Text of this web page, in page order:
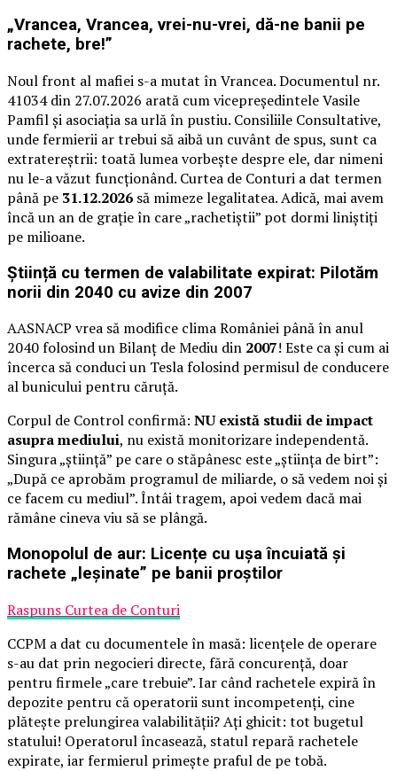
„Vrancea, Vrancea, vrei-nu-vrei, dă-ne banii pe
rachete, bre!”
Noul front al mafiei s-a mutat în Vrancea. Documentul nr.
41034 din 27.07.2026 arată cum vicepreședintele Vasile
Pamfil și asociația sa urlă în pustiu. Consiliile Consultative,
unde fermierii ar trebui să aibă un cuvânt de spus, sunt ca
extratereștrii: toată lumea vorbește despre ele, dar nimeni
nu le-a văzut funcționând. Curtea de Conturi a dat termen
până pe 31.12.2026 să mimeze legalitatea. Adică, mai avem
încă un an de grație în care „rachetiștii” pot dormi liniștiți
pe milioane.
Știință cu termen de valabilitate expirat: Pilotăm
norii din 2040 cu avize din 2007
AASNACP vrea să modifice clima României până în anul
2040 folosind un Bilanț de Mediu din 2007! Este ca și cum ai
încerca să conduci un Tesla folosind permisul de conducere
al bunicului pentru căruță.
Corpul de Control confirmă: NU există studii de impact
asupra mediului, nu există monitorizare independentă.
Singura „știință” pe care o stăpânesc este „știința de birt”:
„După ce aprobăm programul de miliarde, o să vedem noi și
ce facem cu mediul”. Întâi tragem, apoi vedem dacă mai
rămâne cineva viu să se plângă.
Monopolul de aur: Licențe cu ușa încuiată și
rachete „leșinate” pe banii proștilor
Raspuns Curtea de Conturi
CCPM a dat cu documentele în masă: licențele de operare
s-au dat prin negocieri directe, fără concurență, doar
pentru firmele „care trebuie”. Iar când rachetele expiră în
depozite pentru că operatorii sunt incompetenți, cine
plătește prelungirea valabilității? Ați ghicit: tot bugetul
statului! Operatorul încasează, statul repară rachetele
expirate, iar fermierul primește praful de pe tobă.